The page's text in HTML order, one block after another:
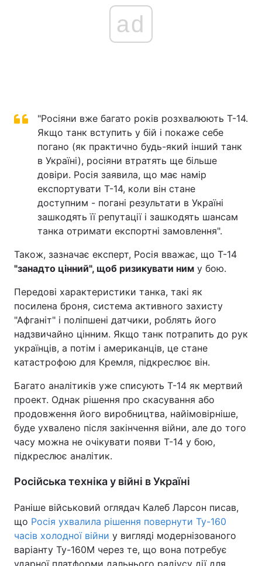
ad
"Росіяни вже багато років розхвалюють Т-14.
Якщо танк вступить у бій і покаже себе
погано (як практично будь-який інший танк
в Україні), росіяни втратять ще більше
довіри. Росія заявила, що має намір
експортувати Т-14, коли він стане
доступним - погані результати в Україні
зашкодять її репутації і зашкодять шансам
танка отримати експортні замовлення".
Також, зазначає експерт, Росія вважає, що Т-14
"занадто цінний", щоб ризикувати ним у бою.
Передові характеристики танка, такі як
посилена броня, система активного захисту
"Афганіт" і поліпшені датчики, роблять його
надзвичайно цінним. Якщо танк потрапить до рук
українців, а потім і американців, це стане
катастрофою для Кремля, підкреслює він.
Багато аналітиків уже списують Т-14 як мертвий
проект. Однак рішення про скасування або
продовження його виробництва, найімовірніше,
буде ухвалено після закінчення війни, але до того
часу можна не очікувати появи Т-14 у бою,
підкреслює аналітик.
Російська техніка у війні в Україні
Раніше військовий оглядач Калеб Ларсон писав,
що Росія ухвалила рішення повернути Ту-160
часів холодної війни у вигляді модернізованого
варіанту Ту-160М через те, що вона потребує
ударної платформи дальнього радіусу дії для